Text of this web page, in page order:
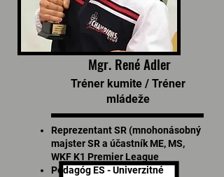
Mgr. René Adler
Tréner kumite / Tréner
mládeže
Reprezentant SR (mnohonásobný
majster SR a účastník ME, MS,
WKF K1 Premier League
Pedagóg ES - Univerzitné